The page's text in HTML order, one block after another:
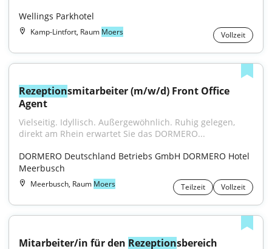
Wellings Parkhotel
Kamp-Lintfort, Raum Moers Vollzeit
Rezeptionsmitarbeiter (m/w/d) Front Office
Agent
Vielseitig. Idyllisch. Außergewöhnlich. Ruhig gelegen,
direkt am Rhein erwartet Sie das DORMERO...
DORMERO Deutschland Betriebs GmbH DORMERO Hotel
Meerbusch
Meerbusch, Raum Moers Teilzeit Vollzeit
Mitarbeiter/in für den Rezeptionsbereich